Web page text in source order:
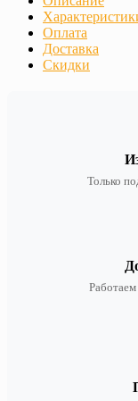
Оплата
Доставка
Скидки
Только